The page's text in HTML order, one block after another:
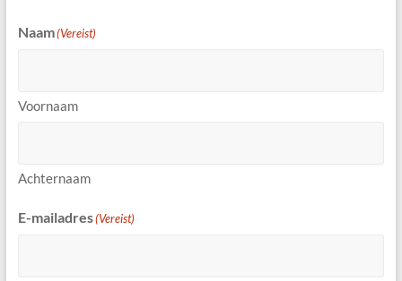
Naam(Vereist)
Voornaam
Achternaam
E-mailadres(Vereist)